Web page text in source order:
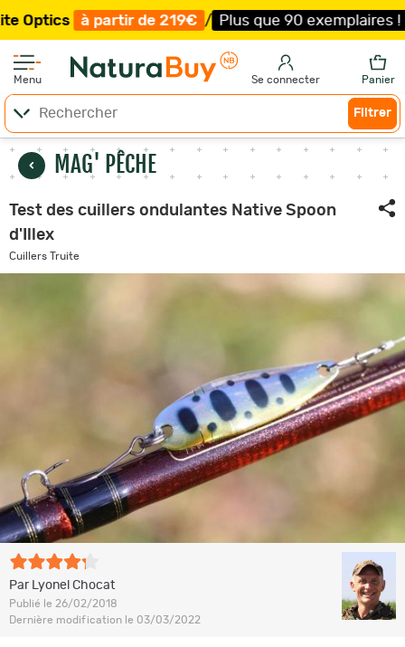
à partir de 219€ / Plus que 90 exemplaires ! /
Menu Se connecter Panier
Filtrer
MAG' PÊCHE
Test des cuillers ondulantes Native Spoon
d'Illex
Cuillers Truite
Par Lyonel Chocat
Publié le 26/02/2018
Dernière modification le 03/03/2022